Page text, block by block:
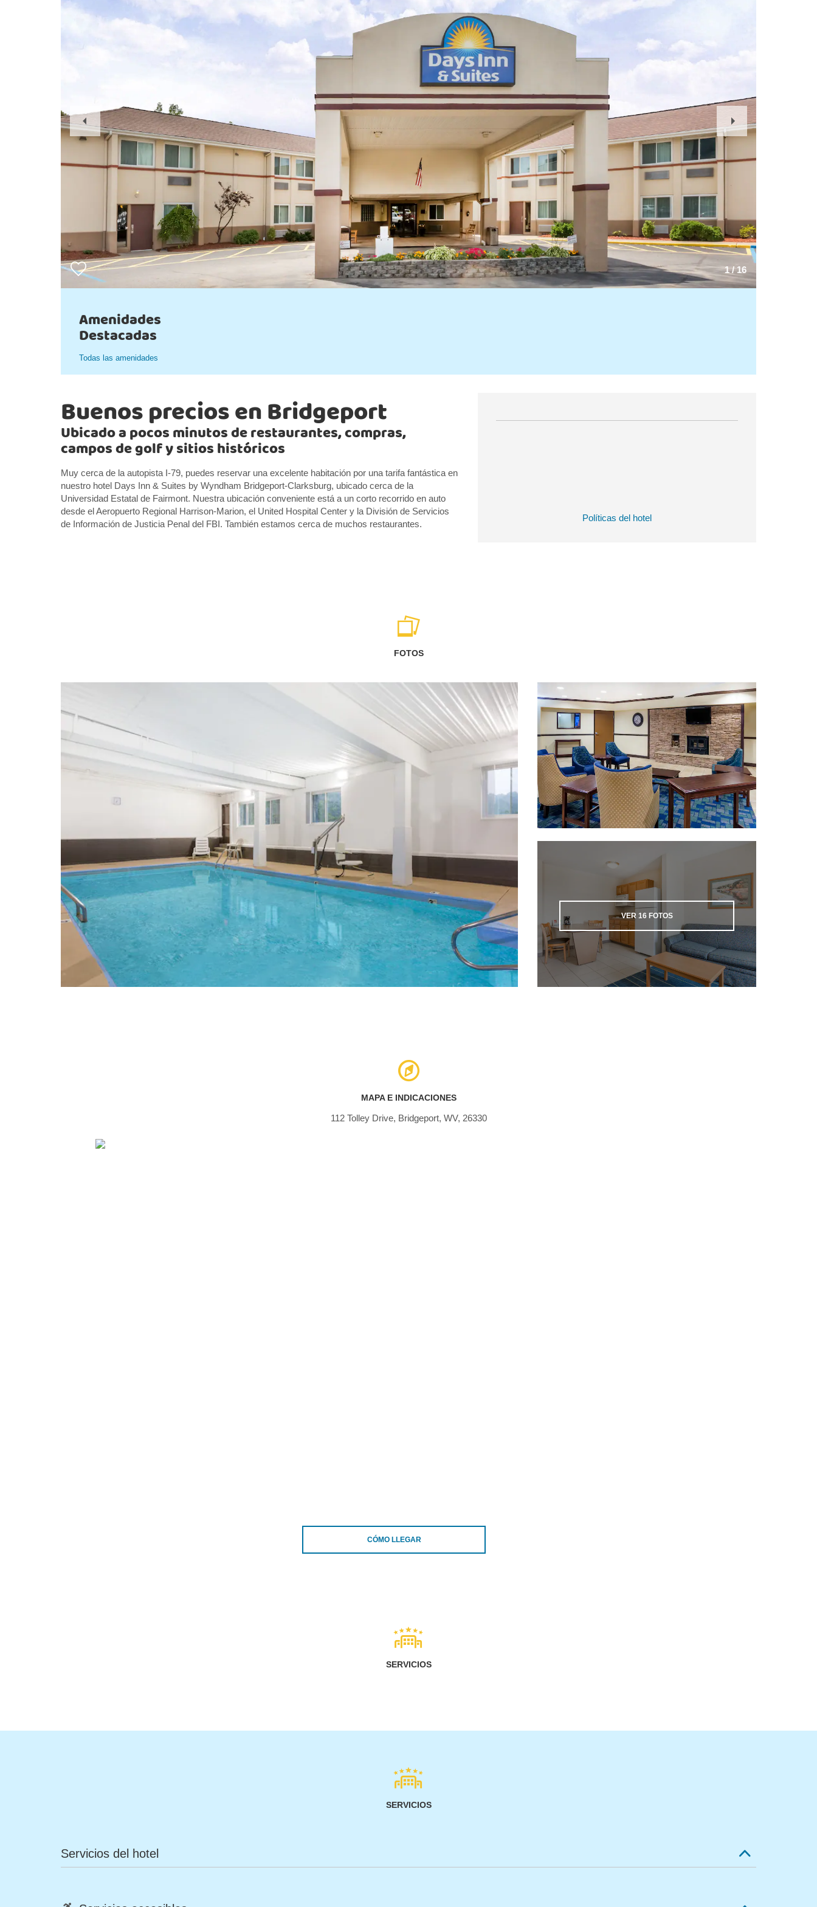
1/16
Previous
Slide
Next
Slide
Amenidades
Destacadas
Todas las amenidades
Políticas del hotel
Buenos precios en Bridgeport
Ubicado a pocos minutos de restaurantes, compras,
campos de golf y sitios históricos
Muy cerca de la autopista I-79, puedes reservar una excelente habitación por una tarifa fantástica en
nuestro hotel Days Inn & Suites by Wyndham Bridgeport-Clarksburg, ubicado cerca de la
Universidad Estatal de Fairmont. Nuestra ubicación conveniente está a un corto recorrido en auto
desde el Aeropuerto Regional Harrison-Marion, el United Hospital Center y la División de Servicios
de Información de Justicia Penal del FBI. También estamos cerca de muchos restaurantes.
FOTOS
VER 16FOTOS
MAPA E INDICACIONES
112 Tolley Drive, Bridgeport, WV, 26330
CÓMO LLEGAR
SERVICIOS
SERVICIOS
Servicios del hotel